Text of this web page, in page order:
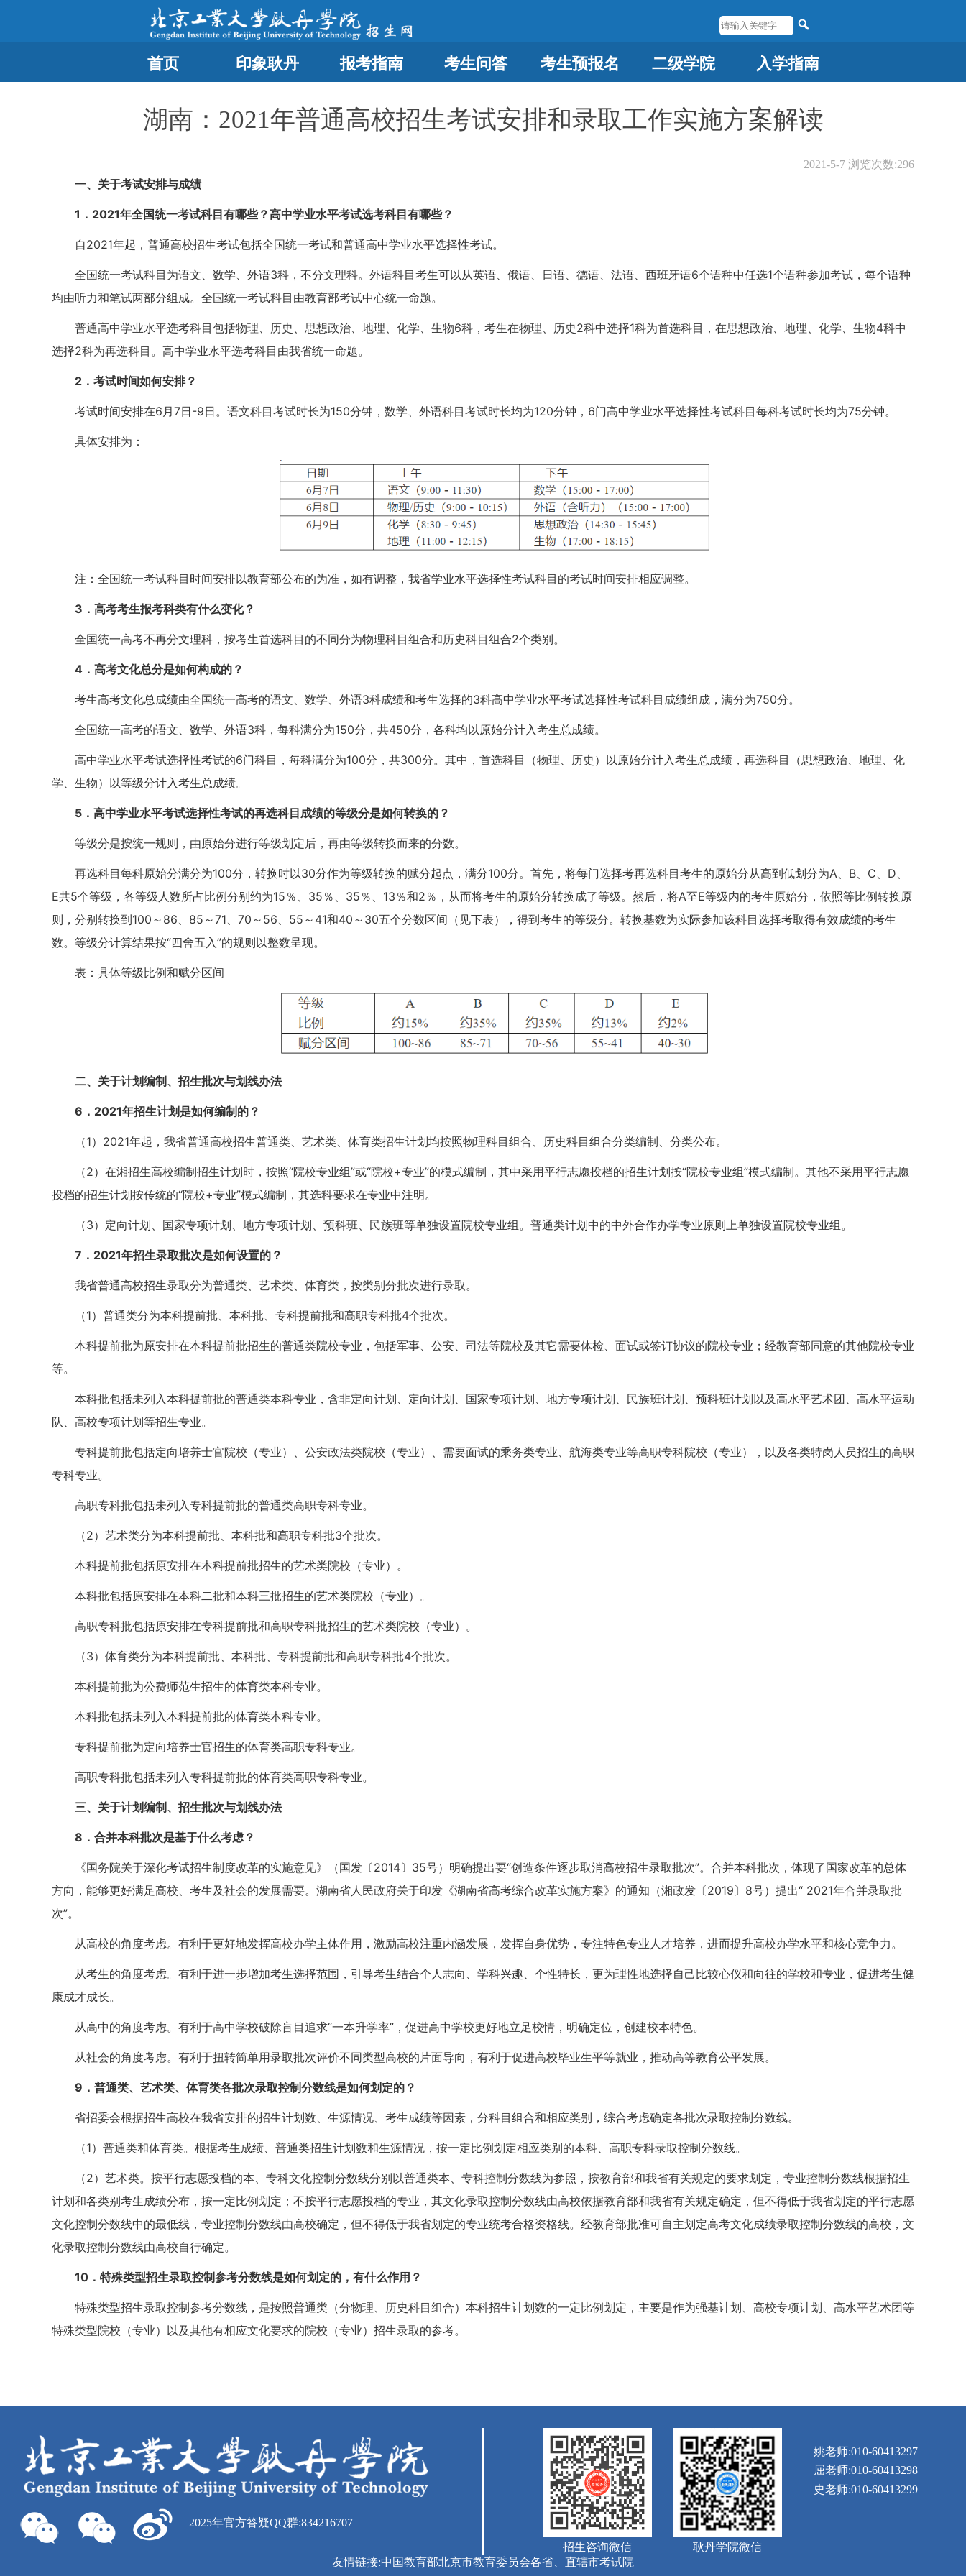
首页 印象耿丹 报考指南 考生问答 考生预报名 二级学院 入学指南
湖南：2021年普通高校招生考试安排和录取工作实施方案解读
2021-5-7 浏览次数:296
一、关于考试安排与成绩
1．2021年全国统一考试科目有哪些？高中学业水平考试选考科目有哪些？
自2021年起，普通高校招生考试包括全国统一考试和普通高中学业水平选择性考试。
全国统一考试科目为语文、数学、外语3科，不分文理科。外语科目考生可以从英语、俄语、日语、德语、法语、西班牙语6个语种中任选1个语种参加考试，每个语种
均由听力和笔试两部分组成。全国统一考试科目由教育部考试中心统一命题。
普通高中学业水平选考科目包括物理、历史、思想政治、地理、化学、生物6科，考生在物理、历史2科中选择1科为首选科目，在思想政治、地理、化学、生物4科中
选择2科为再选科目。高中学业水平选考科目由我省统一命题。
2．考试时间如何安排？
考试时间安排在6月7日-9日。语文科目考试时长为150分钟，数学、外语科目考试时长均为120分钟，6门高中学业水平选择性考试科目每科考试时长均为75分钟。
具体安排为：
注：全国统一考试科目时间安排以教育部公布的为准，如有调整，我省学业水平选择性考试科目的考试时间安排相应调整。
3．高考考生报考科类有什么变化？
全国统一高考不再分文理科，按考生首选科目的不同分为物理科目组合和历史科目组合2个类别。
4．高考文化总分是如何构成的？
考生高考文化总成绩由全国统一高考的语文、数学、外语3科成绩和考生选择的3科高中学业水平考试选择性考试科目成绩组成，满分为750分。
全国统一高考的语文、数学、外语3科，每科满分为150分，共450分，各科均以原始分计入考生总成绩。
高中学业水平考试选择性考试的6门科目，每科满分为100分，共300分。其中，首选科目（物理、历史）以原始分计入考生总成绩，再选科目（思想政治、地理、化
学、生物）以等级分计入考生总成绩。
5．高中学业水平考试选择性考试的再选科目成绩的等级分是如何转换的？
等级分是按统一规则，由原始分进行等级划定后，再由等级转换而来的分数。
再选科目每科原始分满分为100分，转换时以30分作为等级转换的赋分起点，满分100分。首先，将每门选择考再选科目考生的原始分从高到低划分为A、B、C、D、
E共5个等级，各等级人数所占比例分别约为15％、35％、35％、13％和2％，从而将考生的原始分转换成了等级。然后，将A至E等级内的考生原始分，依照等比例转换原
则，分别转换到100～86、85～71、70～56、55～41和40～30五个分数区间（见下表），得到考生的等级分。转换基数为实际参加该科目选择考取得有效成绩的考生
数。等级分计算结果按“四舍五入”的规则以整数呈现。
表：具体等级比例和赋分区间
二、关于计划编制、招生批次与划线办法
6 ． 2021年招生计划是如何编制的？
（1）2021年起，我省普通高校招生普通类、艺术类、体育类招生计划均按照物理科目组合、历史科目组合分类编制、分类公布。
（2）在湘招生高校编制招生计划时，按照“院校专业组”或“院校+专业”的模式编制，其中采用平行志愿投档的招生计划按“院校专业组”模式编制。其他不采用平行志愿
投档的招生计划按传统的“院校+专业”模式编制，其选科要求在专业中注明。
（3）定向计划、国家专项计划、地方专项计划、预科班、民族班等单独设置院校专业组。普通类计划中的中外合作办学专业原则上单独设置院校专业组。
7 ． 2021年招生录取批次是如何设置的？
我省普通高校招生录取分为普通类、艺术类、体育类，按类别分批次进行录取。
（1）普通类分为本科提前批、本科批、专科提前批和高职专科批4个批次。
本科提前批为原安排在本科提前批招生的普通类院校专业，包括军事、公安、司法等院校及其它需要体检、面试或签订协议的院校专业；经教育部同意的其他院校专业
等。
本科批包括未列入本科提前批的普通类本科专业，含非定向计划、定向计划、国家专项计划、地方专项计划、民族班计划、预科班计划以及高水平艺术团、高水平运动
队、高校专项计划等招生专业。
专科提前批包括定向培养士官院校（专业）、公安政法类院校（专业）、需要面试的乘务类专业、航海类专业等高职专科院校（专业），以及各类特岗人员招生的高职
专科专业。
高职专科批包括未列入专科提前批的普通类高职专科专业。
（2）艺术类分为本科提前批、本科批和高职专科批3个批次。
本科提前批包括原安排在本科提前批招生的艺术类院校（专业）。
本科批包括原安排在本科二批和本科三批招生的艺术类院校（专业）。
高职专科批包括原安排在专科提前批和高职专科批招生的艺术类院校（专业）。
（3）体育类分为本科提前批、本科批、专科提前批和高职专科批4个批次。
本科提前批为公费师范生招生的体育类本科专业。
本科批包括未列入本科提前批的体育类本科专业。
专科提前批为定向培养士官招生的体育类高职专科专业。
高职专科批包括未列入专科提前批的体育类高职专科专业。
三、关于计划编制、招生批次与划线办法
8 ．合并本科批次是基于什么考虑？
《国务院关于深化考试招生制度改革的实施意见》（国发〔2014〕35号）明确提出要“创造条件逐步取消高校招生录取批次”。合并本科批次，体现了国家改革的总体
方向，能够更好满足高校、考生及社会的发展需要。湖南省人民政府关于印发《湖南省高考综合改革实施方案》的通知（湘政发〔2019〕8号）提出“ 2021年合并录取批
次”。
从高校的角度考虑。有利于更好地发挥高校办学主体作用，激励高校注重内涵发展，发挥自身优势，专注特色专业人才培养，进而提升高校办学水平和核心竞争力。
从考生的角度考虑。有利于进一步增加考生选择范围，引导考生结合个人志向、学科兴趣、个性特长，更为理性地选择自己比较心仪和向往的学校和专业，促进考生健
康成才成长。
从高中的角度考虑。有利于高中学校破除盲目追求“一本升学率”，促进高中学校更好地立足校情，明确定位，创建校本特色。
从社会的角度考虑。有利于扭转简单用录取批次评价不同类型高校的片面导向，有利于促进高校毕业生平等就业，推动高等教育公平发展。
9 ．普通类、艺术类、体育类各批次录取控制分数线是如何划定的？
省招委会根据招生高校在我省安排的招生计划数、生源情况、考生成绩等因素，分科目组合和相应类别，综合考虑确定各批次录取控制分数线。
（1）普通类和体育类。根据考生成绩、普通类招生计划数和生源情况，按一定比例划定相应类别的本科、高职专科录取控制分数线。
（2）艺术类。按平行志愿投档的本、专科文化控制分数线分别以普通类本、专科控制分数线为参照，按教育部和我省有关规定的要求划定，专业控制分数线根据招生
计划和各类别考生成绩分布，按一定比例划定；不按平行志愿投档的专业，其文化录取控制分数线由高校依据教育部和我省有关规定确定，但不得低于我省划定的平行志愿
文化控制分数线中的最低线，专业控制分数线由高校确定，但不得低于我省划定的专业统考合格资格线。经教育部批准可自主划定高考文化成绩录取控制分数线的高校，文
化录取控制分数线由高校自行确定。
10 ．特殊类型招生录取控制参考分数线是如何划定的，有什么作用？
特殊类型招生录取控制参考分数线，是按照普通类（分物理、历史科目组合）本科招生计划数的一定比例划定，主要是作为强基计划、高校专项计划、高水平艺术团等
特殊类型院校（专业）以及其他有相应文化要求的院校（专业）招生录取的参考。
2025年官方答疑QQ群:834216707
姚老师:010-60413297
屈老师:010-60413298
史老师:010-60413299
耿丹学院微信
招生咨询微信
友情链接:中国教育部北京市教育委员会各省、直辖市考试院